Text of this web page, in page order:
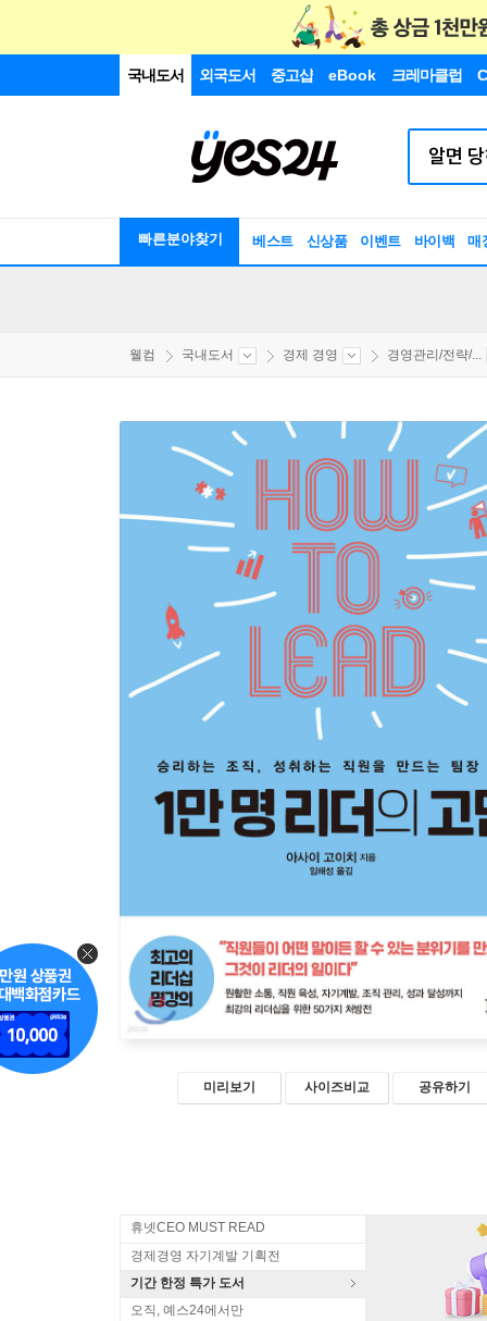
국내도서 외국도서 중고샵 eBook 크레마클럽
빠른분야찾기 베스트 신상품 이벤트 바이백 매
웰컴 국내도서 경제 경영 경영관리/전략/...
미리보기 사이즈비교 공유하기
휴넷CEO MUST READ
경제경영 자기계발 기획전
기간 한정 특가 도서
오직, 예스24에서만